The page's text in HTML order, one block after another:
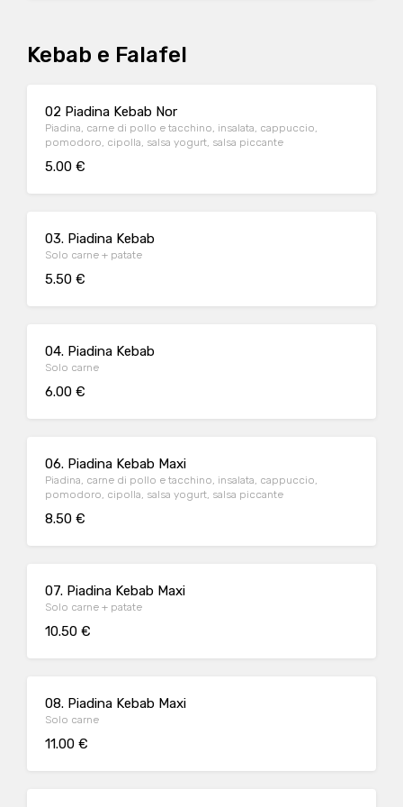
Kebab e Falafel
02 Piadina Kebab Nor
Piadina, carne di pollo e tacchino, insalata, cappuccio,
pomodoro, cipolla, salsa yogurt, salsa piccante
5.00 €
03. Piadina Kebab
Solo carne + patate
5.50 €
04. Piadina Kebab
Solo carne
6.00 €
06. Piadina Kebab Maxi
Piadina, carne di pollo e tacchino, insalata, cappuccio,
pomodoro, cipolla, salsa yogurt, salsa piccante
8.50 €
07. Piadina Kebab Maxi
Solo carne + patate
10.50 €
08. Piadina Kebab Maxi
Solo carne
11.00 €